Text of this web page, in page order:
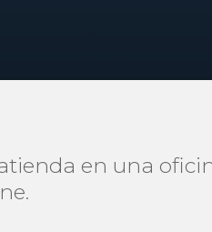
en una